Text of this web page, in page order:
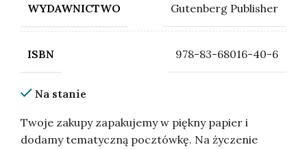
WYDAWNICTWO Gutenberg Publisher
ISBN 978-83-68016-40-6
Na stanie
Twoje zakupy zapakujemy w piękny papier i
dodamy tematyczną pocztówkę. Na życzenie